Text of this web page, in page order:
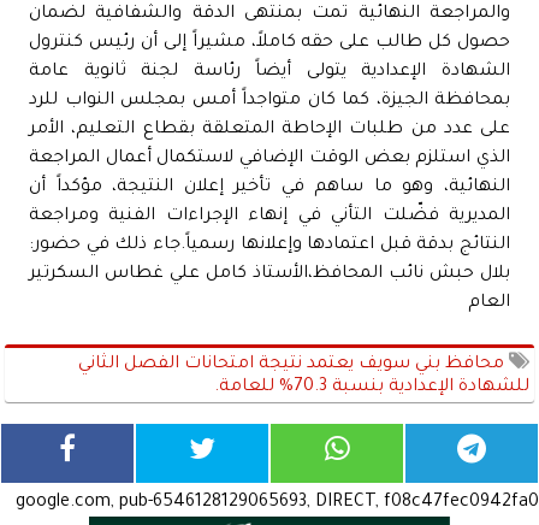
والمراجعة النهائية تمت بمنتهى الدقة والشفافية لضمان
حصول كل طالب على حقه كاملاً، مشيراً إلى أن رئيس كنترول
الشهادة الإعدادية يتولى أيضاً رئاسة لجنة ثانوية عامة
بمحافظة الجيزة، كما كان متواجداً أمس بمجلس النواب للرد
على عدد من طلبات الإحاطة المتعلقة بقطاع التعليم، الأمر
الذي استلزم بعض الوقت الإضافي لاستكمال أعمال المراجعة
النهائية، وهو ما ساهم في تأخير إعلان النتيجة، مؤكداً أن
المديرية فضّلت التأني في إنهاء الإجراءات الفنية ومراجعة
النتائج بدقة قبل اعتمادها وإعلانها رسمياً.جاء ذلك في حضور:
بلال حبش نائب المحافظ،الأستاذ كامل علي غطاس السكرتير
العام
محافظ بني سويف يعتمد نتيجة امتحانات الفصل الثاني
للشهادة الإعدادية بنسبة 70.3% للعامة.
google.com, pub-6546128129065693, DIRECT, f08c47fec0942fa0